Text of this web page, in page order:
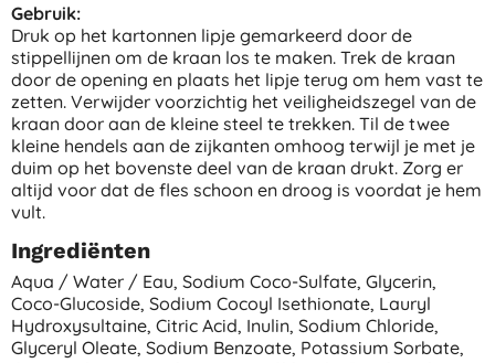
Gebruik:
Druk op het kartonnen lipje gemarkeerd door de
stippellijnen om de kraan los te maken. Trek de kraan
door de opening en plaats het lipje terug om hem vast te
zetten. Verwijder voorzichtig het veiligheidszegel van de
kraan door aan de kleine steel te trekken. Til de twee
kleine hendels aan de zijkanten omhoog terwijl je met je
duim op het bovenste deel van de kraan drukt. Zorg er
altijd voor dat de fles schoon en droog is voordat je hem
vult.
Ingrediënten
Aqua / Water / Eau, Sodium Coco-Sulfate, Glycerin,
Coco-Glucoside, Sodium Cocoyl Isethionate, Lauryl
Hydroxysultaine, Citric Acid, Inulin, Sodium Chloride,
Glyceryl Oleate, Sodium Benzoate, Potassium Sorbate,